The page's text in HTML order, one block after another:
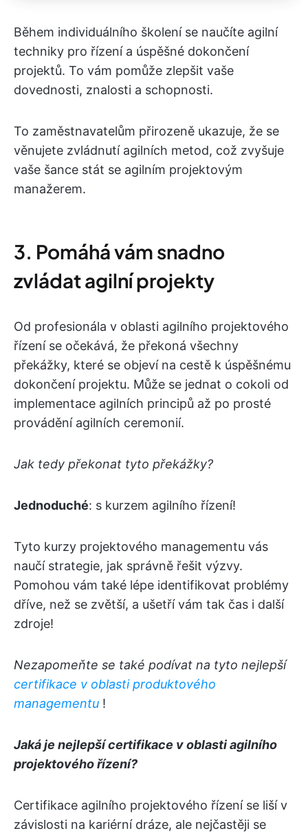
Během individuálního školení se naučíte agilní
techniky pro řízení a úspěšné dokončení
projektů. To vám pomůže zlepšit vaše
dovednosti, znalosti a schopnosti.
To zaměstnavatelům přirozeně ukazuje, že se
věnujete zvládnutí agilních metod, což zvyšuje
vaše šance stát se agilním projektovým
manažerem.
3. Pomáhá vám snadno
zvládat agilní projekty
Od profesionála v oblasti agilního projektového
řízení se očekává, že překoná všechny
překážky, které se objeví na cestě k úspěšnému
dokončení projektu. Může se jednat o cokoli od
implementace agilních principů až po prosté
provádění agilních ceremonií.
Jak tedy překonat tyto překážky?
Jednoduché: s kurzem agilního řízení!
Tyto kurzy projektového managementu vás
naučí strategie, jak správně řešit výzvy.
Pomohou vám také lépe identifikovat problémy
dříve, než se zvětší, a ušetří vám tak čas i další
zdroje!
Nezapomeňte se také podívat na tyto nejlepší
certifikace v oblasti produktového
managementu !
Jaká je nejlepší certifikace v oblasti agilního
projektového řízení?
Certifikace agilního projektového řízení se liší v
závislosti na kariérní dráze, ale nejčastěji se